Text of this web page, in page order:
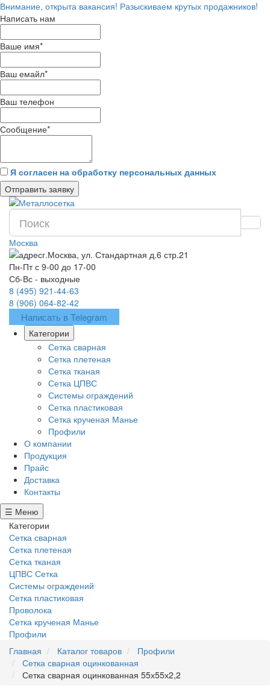
Внимание, открыта вакансия! Разыскиваем крутых продажников!
Написать нам
Ваше имя*
Ваш емайл*
Ваш телефон
Сообщение*
Я согласен на обработку персональных данных
Отправить заявку
Москва
г.Москва, ул. Стандартная д.6 стр.21
Пн-Пт с 9-00 до 17-00
Сб-Вс - выходные
8 (495) 921-44-63
8 (906) 064-82-42
Написать в Telegram
Категории
Сетка сварная
Сетка плетеная
Сетка тканая
Сетка ЦПВС
Системы ограждений
Сетка пластиковая
Сетка крученая Манье
Профили
О компании
Продукция
Прайс
Доставка
Контакты
☰ Меню
Категории
Сетка сварная
Сетка плетеная
Сетка тканая
ЦПВС Сетка
Системы ограждений
Сетка пластиковая
Проволока
Сетка крученая Манье
Профили
Главная
Каталог товаров
Профили
Сетка сварная оцинкованная
Сетка сварная оцинкованная 55х55х2,2